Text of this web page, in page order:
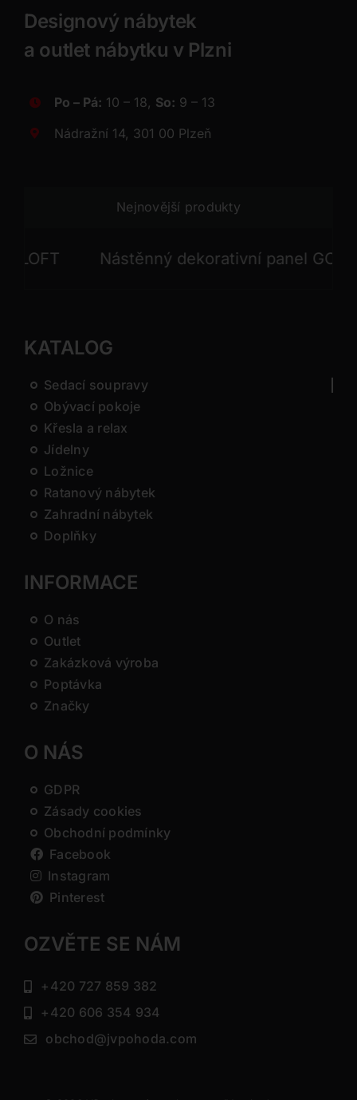
Designový nábytek
a outlet nábytku v Plzni
Po – Pá: 10 – 18, So: 9 – 13
Nádražní 14, 301 00 Plzeň
Nejnovější produkty
Nástěnný dekorativní panel GONG
KATALOG
Sedací soupravy
Obývací pokoje
Křesla a relax
Jídelny
Ložnice
Ratanový nábytek
Zahradní nábytek
Doplňky
INFORMACE
O nás
Outlet
Zakázková výroba
Poptávka
Značky
O NÁS
GDPR
Zásady cookies
Obchodní podmínky
Facebook
Instagram
Pinterest
OZVĚTE SE NÁM
+420 727 859 382
+420 606 354 934
obchod@jvpohoda.com